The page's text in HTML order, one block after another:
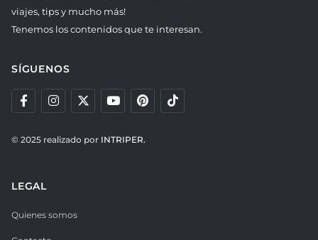
viajes, tips y mucho más!
Tenemos los contenidos que te interesan.
SÍGUENOS
© 2025 realizado por INTRIPER.
LEGAL
Quienes somos